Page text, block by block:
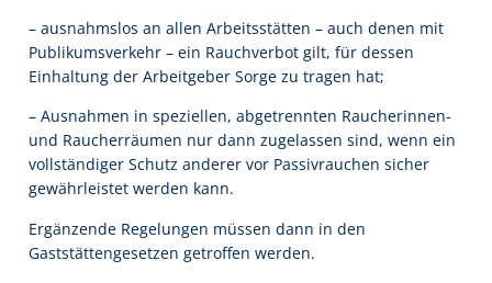
– ausnahmslos an allen Arbeitsstätten – auch denen mit
Publikumsverkehr – ein Rauchverbot gilt, für dessen
Einhaltung der Arbeitgeber Sorge zu tragen hat;
– Ausnahmen in speziellen, abgetrennten Raucherinnen-
und Raucherräumen nur dann zugelassen sind, wenn ein
vollständiger Schutz anderer vor Passivrauchen sicher
gewährleistet werden kann.
Ergänzende Regelungen müssen dann in den
Gaststättengesetzen getroffen werden.